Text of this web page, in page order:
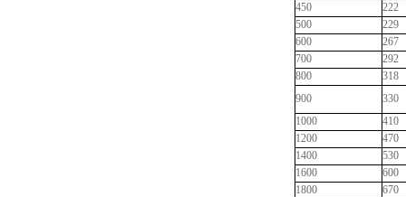
450
222
500
229
600
267
700
292
800
318
900
330
1000
410
1200
470
1400
530
1600
600
1800
670